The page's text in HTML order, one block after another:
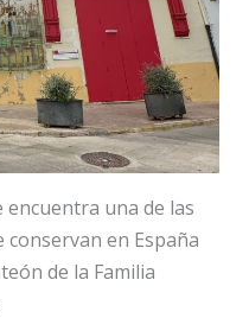
encuentra una de las
en España
de la Familia